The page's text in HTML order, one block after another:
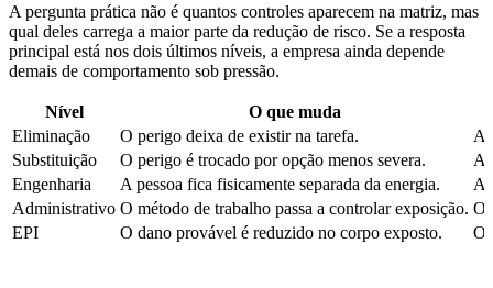
A pergunta prática não é quantos controles aparecem na matriz, mas
qual deles carrega a maior parte da redução de risco. Se a resposta
principal está nos dois últimos níveis, a empresa ainda depende
demais de comportamento sob pressão.
Nível
O que muda
Eliminação
O perigo deixa de existir na tarefa.
A
Substituição
O perigo é trocado por opção menos severa.
A
Engenharia
A pessoa fica fisicamente separada da energia.
A
Administrativo O método de trabalho passa a controlar exposição. O
EPI
O dano provável é reduzido no corpo exposto. O